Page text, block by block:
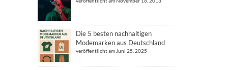
Die 5 besten nachhaltigen
Modemarken aus Deutschland
veröffentlicht am Juni 25, 2025